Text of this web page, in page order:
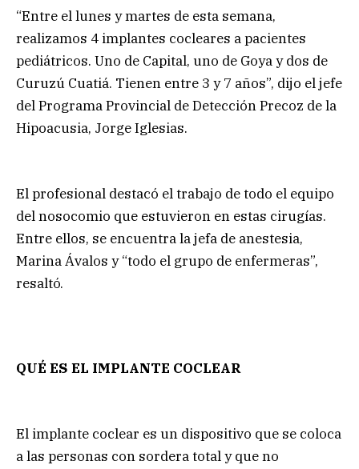
“Entre el lunes y martes de esta semana,
realizamos 4 implantes cocleares a pacientes
pediátricos. Uno de Capital, uno de Goya y dos de
Curuzú Cuatiá. Tienen entre 3 y 7 años”, dijo el jefe
del Programa Provincial de Detección Precoz de la
Hipoacusia, Jorge Iglesias.
El profesional destacó el trabajo de todo el equipo
del nosocomio que estuvieron en estas cirugías.
Entre ellos, se encuentra la jefa de anestesia,
Marina Ávalos y “todo el grupo de enfermeras”,
resaltó.
QUÉ ES EL IMPLANTE COCLEAR
El implante coclear es un dispositivo que se coloca
a las personas con sordera total y que no